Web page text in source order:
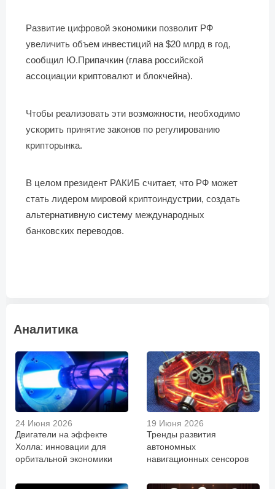
Развитие цифровой экономики позволит РФ
увеличить объем инвестиций на $20 млрд в год,
сообщил Ю.Припачкин (глава российской
ассоциации криптовалют и блокчейна).
Чтобы реализовать эти возможности, необходимо
ускорить принятие законов по регулированию
крипторынка.
В целом президент РАКИБ считает, что РФ может
стать лидером мировой криптоиндустрии, создать
альтернативную систему международных
банковских переводов.
Аналитика
24 Июня 2026
Двигатели на эффекте
Холла: инновации для
орбитальной экономики
19 Июня 2026
Тренды развития
автономных
навигационных сенсоров